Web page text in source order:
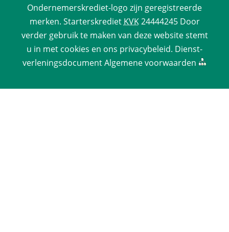
Ondernemerskrediet-logo zijn geregistreerde
merken. Starterskrediet KVK 24444245 Door
verder gebruik te maken van deze website stemt
u in met cookies en ons privacy­beleid. Dienst­
verlenings­documentAlgemene voorwaarden